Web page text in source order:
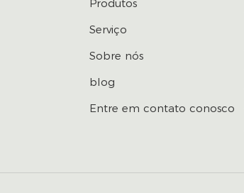
Produtos
Serviço
Sobre nós
blog
Entre em contato conosco